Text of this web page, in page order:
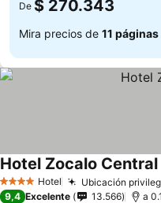
De $ 270.343
Mira precios de 11 páginas
4 EstrellasHotel Ubicación
Hotel Zocalo Central
9,4 Excelente 13.566 a